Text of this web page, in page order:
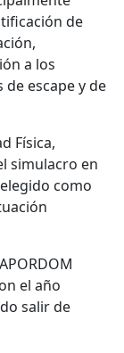
de
a los
escape y de
Física,
simulacro en
como
el año
salir de